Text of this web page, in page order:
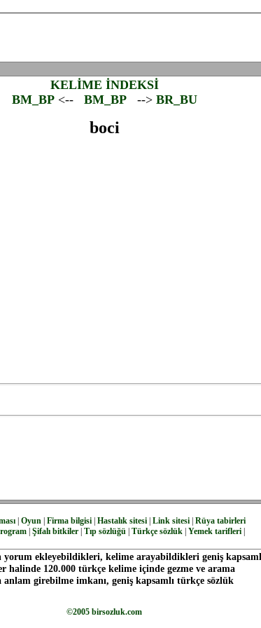
KELİME İNDEKSİ
BM_BP <-- BM_BP --> BR_BU
boci
Oyun Firma bilgisi Hastalık sitesi Link sitesi Rüya tabirleri
| Şifalı bitkiler| Tıp sözlüğü| Türkçe sözlük| Yemek tarifleri|
yorum ekleyebildikleri, kelime arayabildikleri geniş
halinde 120.000 türkçe kelime içinde gezme ve arama
anlam girebilme imkanı, geniş kapsamlı türkçe sözlük
©2005 birsozluk.com